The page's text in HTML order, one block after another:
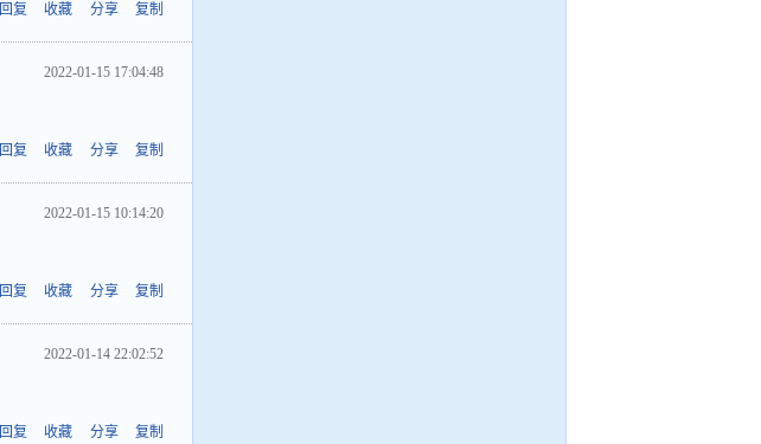
回复 收藏 分享 复制
2022-01-15 17:04:48
回复 收藏 分享 复制
2022-01-15 10:14:20
回复 收藏 分享 复制
2022-01-14 22:02:52
回复 收藏 分享 复制